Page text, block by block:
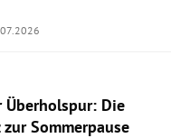
Die
Sommerpause